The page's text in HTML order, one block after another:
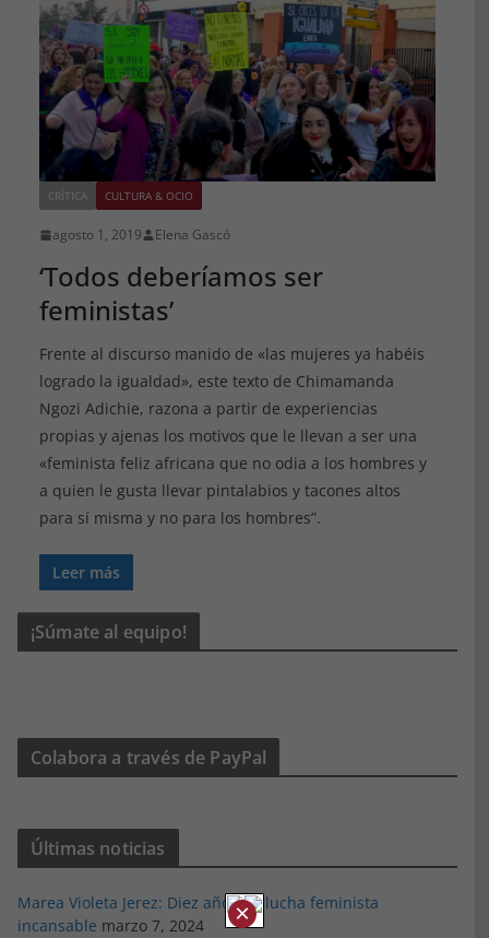
CRÍTICA CULTURA & OCIO
agosto 1, 2019 Elena Gascó
‘Todos deberíamos ser
feministas’
Frente al discurso manido de «las mujeres ya habéis
logrado la igualdad», este texto de Chimamanda
Ngozi Adichie, razona a partir de experiencias
propias y ajenas los motivos que le llevan a ser una
«feminista feliz africana que no odia a los hombres y
a quien le gusta llevar pintalabios y tacones altos
para sí misma y no para los hombres”.
Leer más
¡Súmate al equipo!
Colabora a través de PayPal
Últimas noticias
Marea Violeta Jerez: Diez años de lucha feminista
incansable marzo 7, 2024
×